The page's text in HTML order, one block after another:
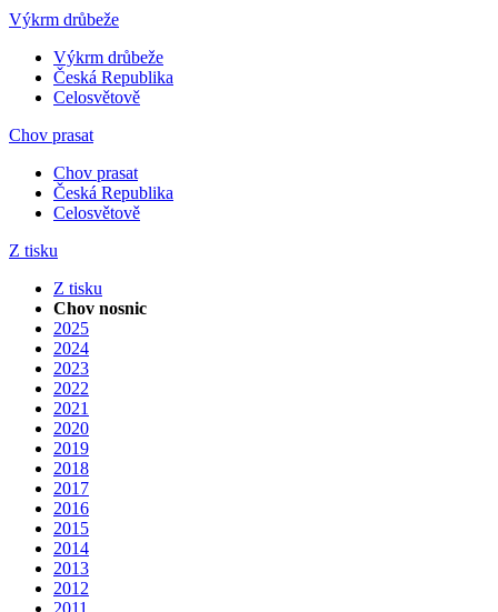
Výkrm drůbeže
Výkrm drůbeže
Česká Republika
Celosvětově
Chov prasat
Chov prasat
Česká Republika
Celosvětově
Z tisku
Z tisku
Chov nosnic
2025
2024
2023
2022
2021
2020
2019
2018
2017
2016
2015
2014
2013
2012
2011